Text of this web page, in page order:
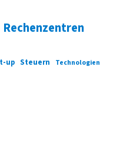
Rechenzentren
up Steuern Technologien